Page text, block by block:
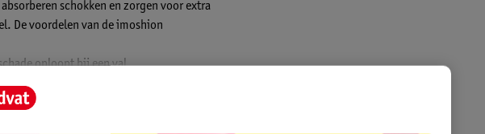
schokken en zorgen voor extra
De voordelen van de imoshion
oploopt bij een val